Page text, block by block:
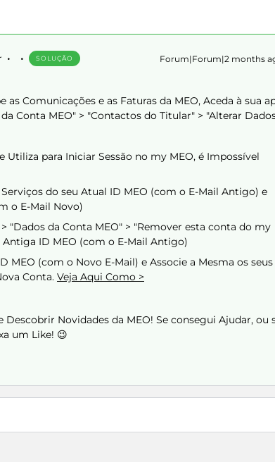
SOLUÇÃO Forum|Forum|2 months
as Comunicações e as Faturas da MEO, Aceda à sua
Conta MEO" > "Contactos do Titular" > "Alterar
Utiliza para Iniciar Sessão no my MEO, é Impossível
do seu Atual ID MEO (com o E-Mail Antigo) e
o E-Mail Novo)
"Dados da Conta MEO" > "Remover esta conta do my
Antiga ID MEO (com o E-Mail Antigo)
MEO (com o Novo E-Mail) e Associe a Mesma os seus
Conta. Veja Aqui Como >
Novidades da MEO! Se consegui Ajudar, ou
um Like! 😉